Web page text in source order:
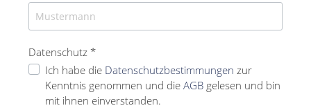
Datenschutz *
Ich habe die Datenschutzbestimmungen zur
Kenntnis genommen und die AGB gelesen und bin
mit ihnen einverstanden.